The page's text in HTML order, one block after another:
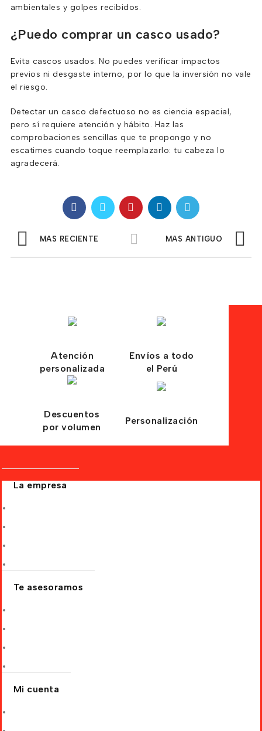
ambientales y golpes recibidos.
¿Puedo comprar un casco usado?
Evita cascos usados. No puedes verificar impactos
previos ni desgaste interno, por lo que la inversión no vale
el riesgo.
Detectar un casco defectuoso no es ciencia espacial,
pero sí requiere atención y hábito. Haz las
comprobaciones sencillas que te propongo y no
escatimes cuando toque reemplazarlo: tu cabeza lo
agradecerá.
MAS RECIENTE MAS ANTIGUO
Atención
personalizada
Envíos a todo
el Perú
Descuentos
por volumen
Personalización
La empresa
Te asesoramos
Mi cuenta